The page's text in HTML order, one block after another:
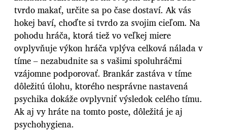
tvrdo makať, určite sa po čase dostaví. Ak vás
hokej baví, choďte si tvrdo za svojim cieľom. Na
pohodu hráča, ktorá tiež vo veľkej miere
ovplyvňuje výkon hráča vplýva celková nálada v
tíme – nezabudnite sa s vašimi spoluhráčmi
vzájomne podporovať. Brankár zastáva v tíme
dôležitú úlohu, ktorého nesprávne nastavená
psychika dokáže ovplyvniť výsledok celého tímu.
Ak aj vy hráte na tomto poste, dôležitá je aj
psychohygiena.